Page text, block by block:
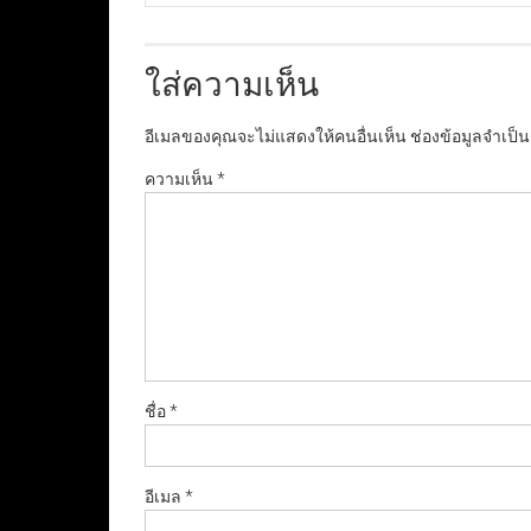
ใส่ความเห็น
อีเมลของคุณจะไม่แสดงให้คนอื่นเห็น ช่องข้อมูลจำเป็
ความเห็น*
ชื่อ*
อีเมล *